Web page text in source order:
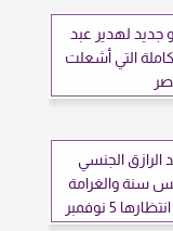
فيديو جديد لهدير عبد
التي أشعلت
الرازق الجنسي
.. الحبس سنة والغرامة